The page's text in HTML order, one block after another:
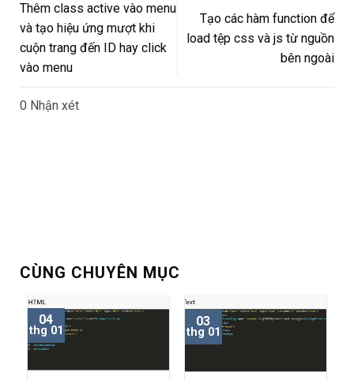
Thêm class active vào menu
và tạo hiệu ứng mượt khi
cuộn trang đến ID hay click
vào menu
Tạo các hàm function để
load tệp css và js từ nguồn
bên ngoài
0 Nhận xét
CÙNG CHUYÊN MỤC
04
thg 01
03
thg 01